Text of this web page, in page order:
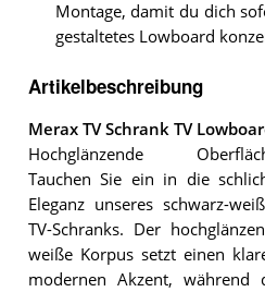
Montage, damit du dich
gestaltetes Lowboard
Artikelbeschreibung
Merax TV Schrank TV
Hochglänzende
Tauchen Sie ein in die
Eleganz unseres schwarz-
TV-Schranks. Der
weiße Korpus setzt einen
modernen Akzent, während